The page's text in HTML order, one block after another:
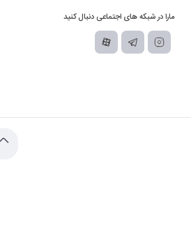
مارا در شبکه های اجتماعی دنبال کنید